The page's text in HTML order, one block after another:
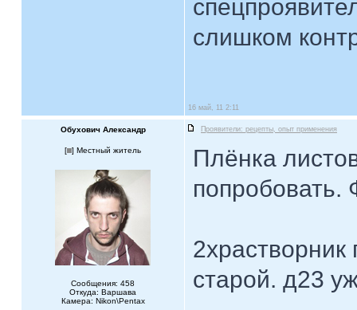
слишком
16 май, 11 2:11
Обухович Александр Проявители: рецепты, опыт применения
[ ] Местный житель
Сообщения: 458
Откуда: Варшава
Камера: Nikon\Pentax
Плёнка
попробовать.
старой. д23